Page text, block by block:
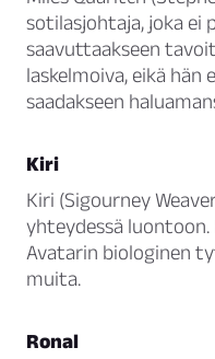
sotilasjohtaja, joka ei
saavuttaakseen
laskelmoiva, eikä hän
saadakseen
Kiri
Kiri (Sigourney
yhteydessä luontoon.
Avatarin biologinen
muita.
Ronal